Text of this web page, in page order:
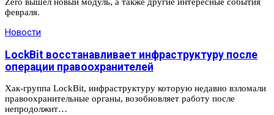
Zero вышел новый модуль, а также другие интересные события
февраля.
Новости
LockBit восстанавливает инфраструктуру после
операции правоохранителей
Хак-группа LockBit, инфраструктуру которую недавно взломали
правоохранительные органы, возобновляет работу после
непродолжит…